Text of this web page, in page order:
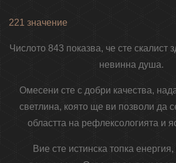
221 значение
Числото 843 показва, че сте скалист
невинна душа.
Омесени сте с добри качества,
светлина, която ще ви позволи да
областта на рефлексологията и
Вие сте истинска топка